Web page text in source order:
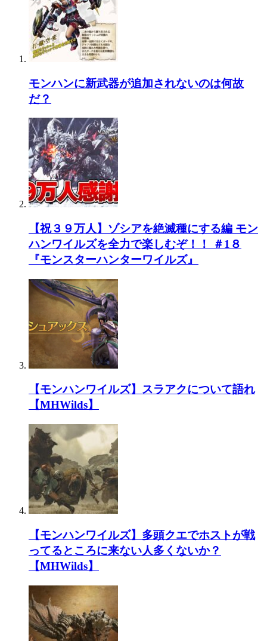
モンハンに新武器が追加されないのは何故
だ？
【祝３９万人】ゾシアを絶滅種にする編 モン
ハンワイルズを全力で楽しむぞ！！ ＃1８
『モンスターハンターワイルズ』
【モンハンワイルズ】スラアクについて語れ
【MHWilds】
【モンハンワイルズ】多頭クエでホストが戦
ってるところに来ない人多くないか？
【MHWilds】